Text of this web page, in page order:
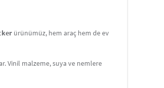
ürünümüz, hem araç hem de ev
Vinil malzeme, suya ve nemlere